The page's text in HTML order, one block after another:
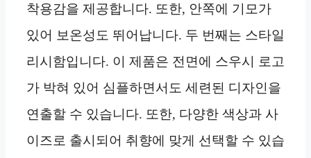
착용감을 제공합니다. 또한, 안쪽에 기모가
있어 보온성도 뛰어납니다. 두 번째는 스타일
리시함입니다. 이 제품은 전면에 스우시 로고
가 박혀 있어 심플하면서도 세련된 디자인을
연출할 수 있습니다. 또한, 다양한 색상과 사
이즈로 출시되어 취향에 맞게 선택할 수 있습